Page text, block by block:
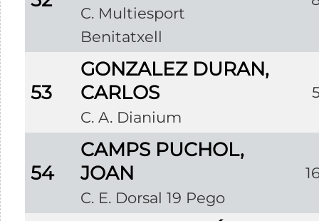
C. Multiesport
Benitatxell
53
GONZALEZ DURAN,
CARLOS
C. A. Dianium
54
CAMPS PUCHOL,
JOAN
C. E. Dorsal 19 Pego